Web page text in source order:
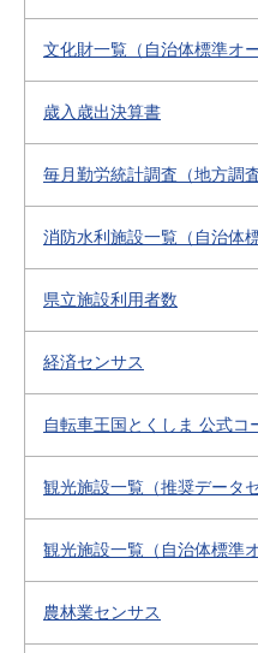
文化財一覧（自治体標準オ
歳入歳出決算書
毎月勤労統計調査（地方調査
消防水利施設一覧（自治体
県立施設利用者数
経済センサス
自転車王国とくしま 公式コ
観光施設一覧（推奨データセ
観光施設一覧（自治体標準
農林業センサス